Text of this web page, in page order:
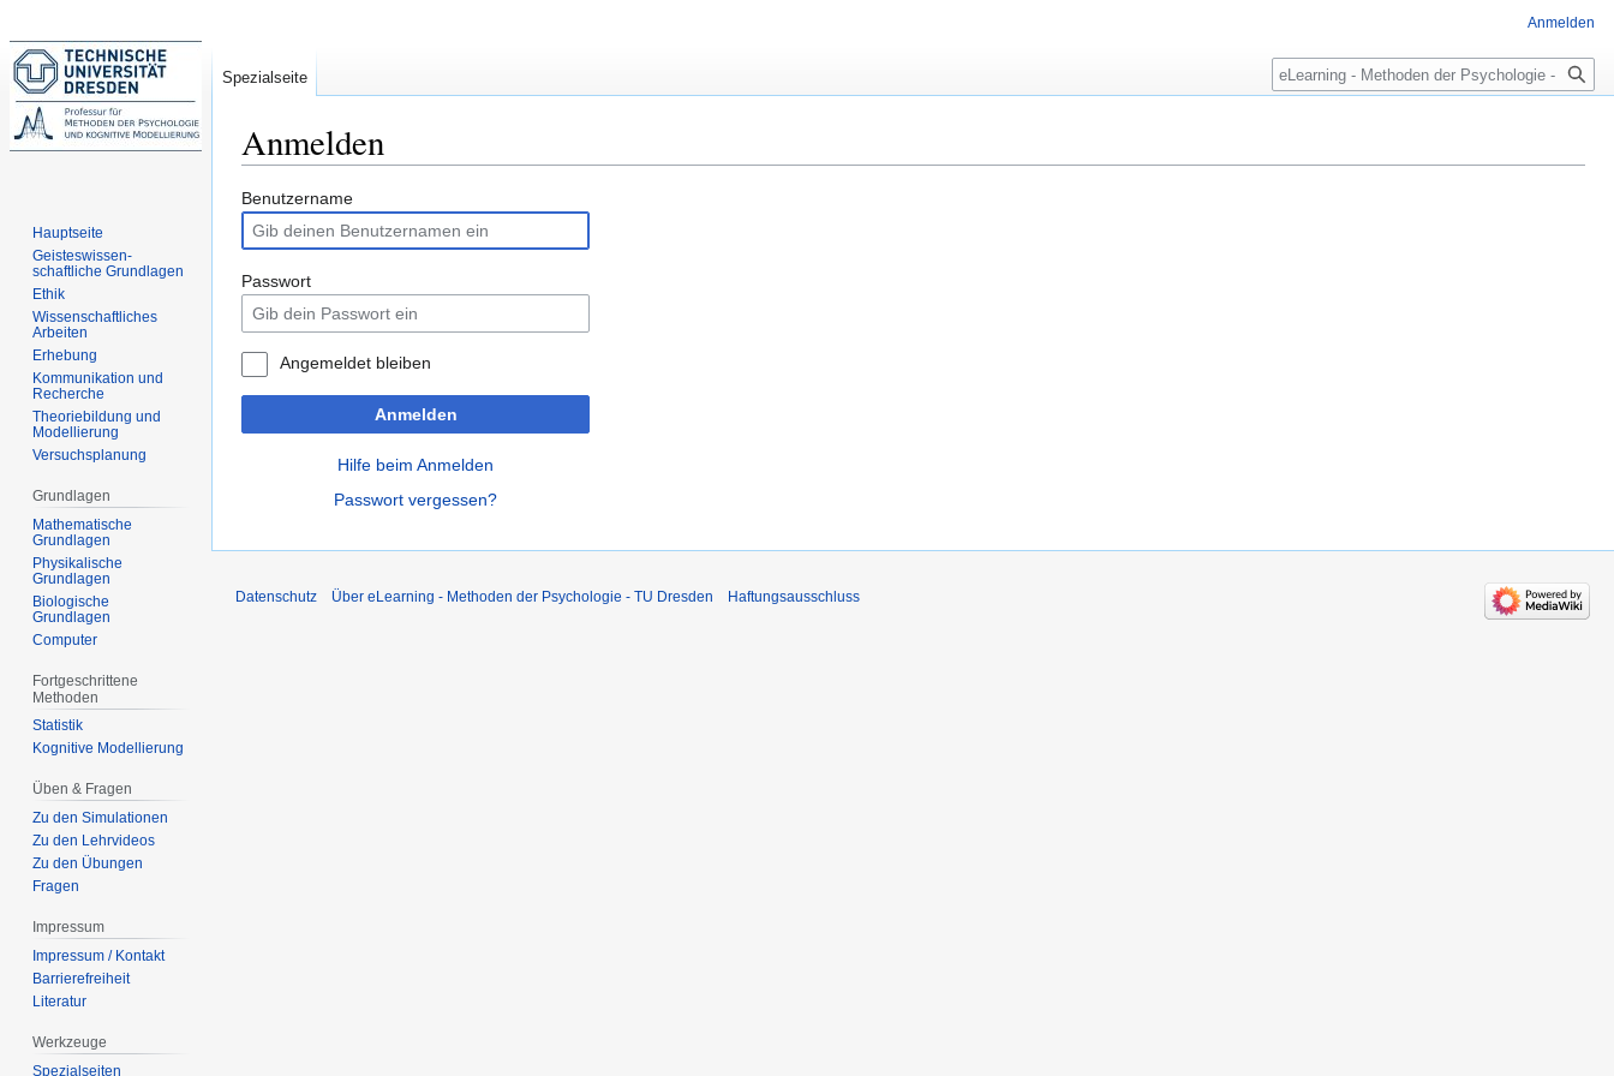
Anmelden
Zur
Navigation
springen
Zur
Suche
springen
Benutzername
Passwort
Angemeldet bleiben
Anmelden
Hilfe beim Anmelden
Passwort vergessen?
Anmelden
Spezialseite Suche
Hauptseite
Geisteswissen-
schaftliche Grundlagen
Ethik
Wissenschaftliches
Arbeiten
Erhebung
Kommunikation und
Recherche
Theoriebildung und
Modellierung
Versuchsplanung
Grundlagen
Mathematische
Grundlagen
Physikalische
Grundlagen
Biologische
Grundlagen
Computer
Fortgeschrittene
Methoden
Statistik
Kognitive Modellierung
Üben & Fragen
Zu den Simulationen
Zu den Lehrvideos
Zu den Übungen
Fragen
Impressum
Impressum / Kontakt
Barrierefreiheit
Literatur
Werkzeuge
Spezialseiten
Datenschutz Über eLearning - Methoden der Psychologie - TU Dresden Haftungsausschluss